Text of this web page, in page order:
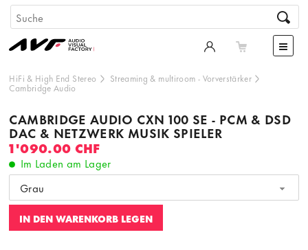
HiFi & High End Stereo Streaming & multiroom - Vorverstärker
Cambridge Audio
CAMBRIDGE AUDIO CXN 100 SE - PCM & DSD
DAC & NETZWERK MUSIK SPIELER
1'090.00 CHF
Im Laden am Lager
Grau
IN DEN WARENKORB LEGEN